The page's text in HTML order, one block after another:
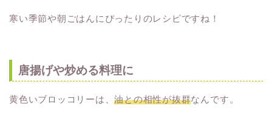
寒い季節や朝ごはんにぴったりのレシピですね！
唐揚げや炒める料理に
黄色いブロッコリーは、油との相性が抜群なんです。